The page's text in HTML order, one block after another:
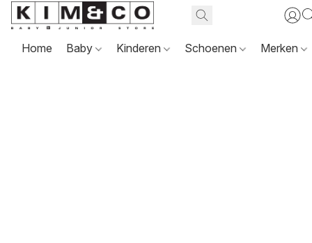
Home Baby Kinderen Schoenen Merken